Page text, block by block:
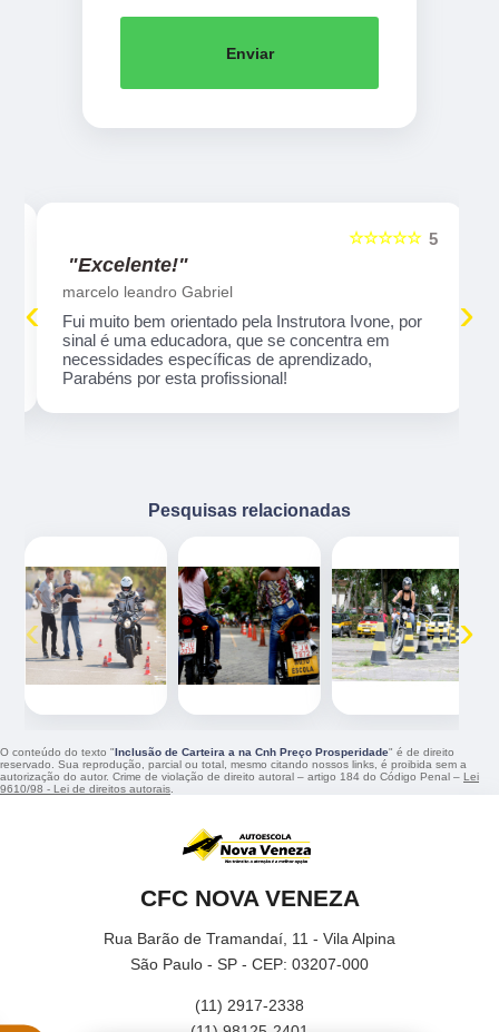
Enviar
5
☆☆☆☆☆
"Excelente!"
marcelo leandro Gabriel
Fui muito bem orientado pela Instrutora Ivone, por
sinal é uma educadora, que se concentra em
necessidades específicas de aprendizado,
Parabéns por esta profissional!
‹ ›
Pesquisas relacionadas
‹ ›
O conteúdo do texto "Inclusão de Carteira a na Cnh Preço Prosperidade" é de direito
reservado. Sua reprodução, parcial ou total, mesmo citando nossos links, é proibida sem a
autorização do autor. Crime de violação de direito autoral – artigo 184 do Código Penal – Lei
9610/98 - Lei de direitos autorais.
CFC NOVA VENEZA
Rua Barão de Tramandaí, 11 - Vila Alpina
São Paulo - SP - CEP: 03207-000
(11) 2917-2338